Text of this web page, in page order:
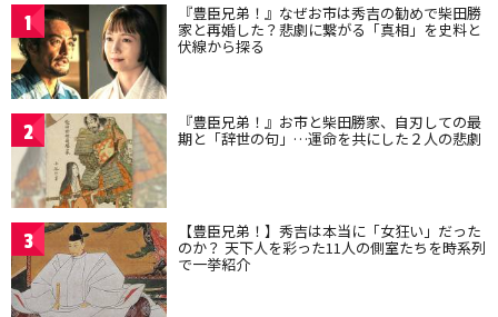
1 『豊臣兄弟！』なぜお市は秀吉の勧めで柴田勝
家と再婚した？悲劇に繋がる「真相」を史料と
伏線から探る
2 『豊臣兄弟！』お市と柴田勝家、自刃しての最
期と「辞世の句」…運命を共にした２人の悲劇
3 【豊臣兄弟！】秀吉は本当に「女狂い」だった
のか？ 天下人を彩った11人の側室たちを時系列
で一挙紹介